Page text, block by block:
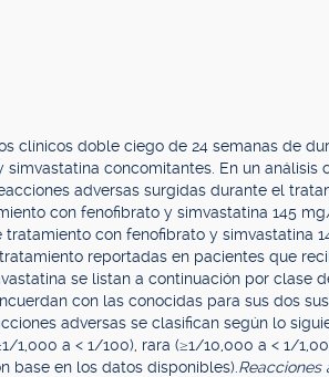
clínicos doble ciego de 24 semanas de
concomitantes. En un análisis
adversas surgidas durante el
con fenofibrato y simvastatina 145
tratamiento con fenofibrato y simvastatina
reportadas en pacientes que
se listan a continuación por clase
con las conocidas para sus dos
adversas se clasifican según lo
1,000 a < 1/100), rara (≥1/10,000 a < 1/
base en los datos disponibles). Reacciones